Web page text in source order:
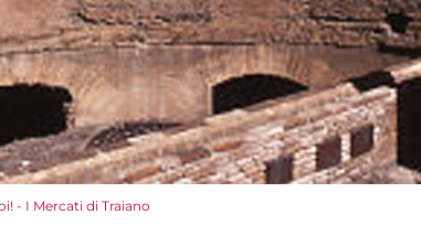
- I Mercati di Traiano